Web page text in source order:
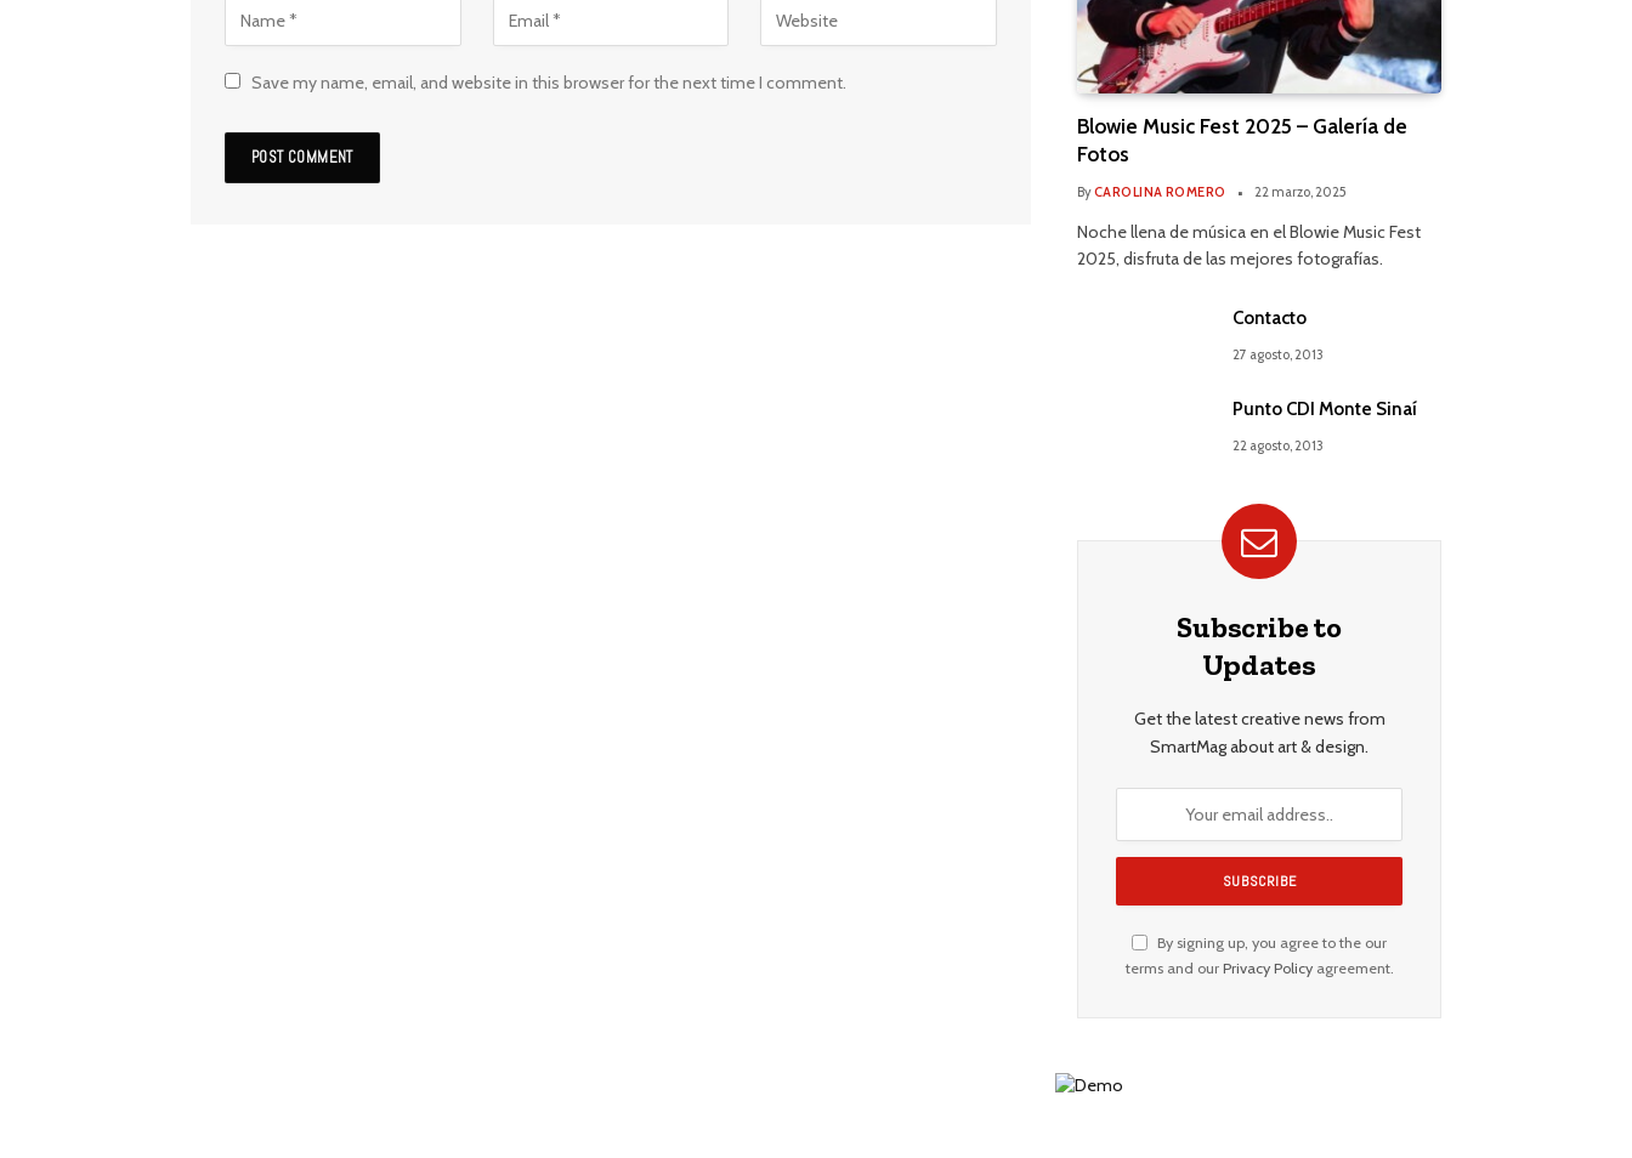
Save my name, email, and website in this browser for the next time I comment.
Blowie Music Fest 2025 – Galería de
Fotos
ByCAROLINA ROMERO 22 marzo, 2025
Noche llena de música en el Blowie Music Fest
2025, disfruta de las mejores fotografías.
Contacto
27 agosto, 2013
Punto CDI Monte Sinaí
22 agosto, 2013
Subscribe to
Updates
Get the latest creative news from
SmartMag about art & design.
By signing up, you agree to the our
terms and our Privacy Policyagreement.